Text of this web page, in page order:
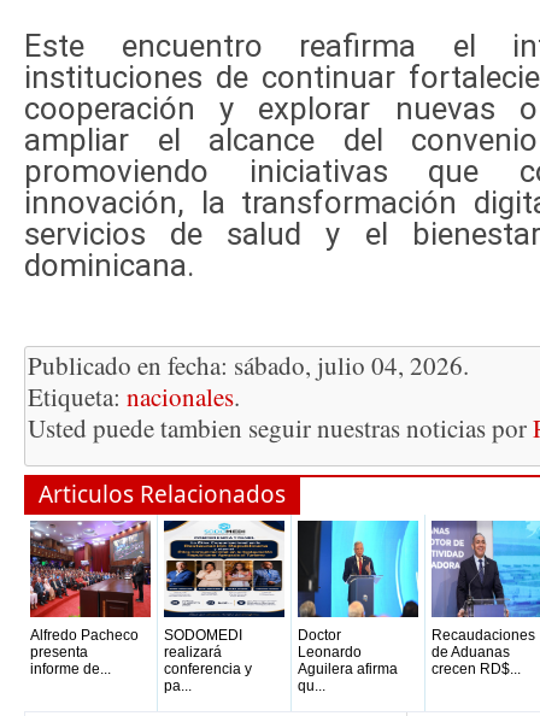
Este encuentro reafirma el
instituciones de continuar
cooperación y explorar nuevas
ampliar el alcance del
promoviendo iniciativas que
innovación, la transformación
servicios de salud y el
dominicana.
Publicado en fecha: sábado, julio 04, 2026.
Etiqueta: nacionales.
Usted puede tambien seguir nuestras noticias por
Articulos Relacionados
Alfredo Pacheco
presenta
informe de...
SODOMEDI
realizará
conferencia y
pa...
Doctor
Leonardo
Aguilera afirma
qu...
Recaudaciones
de Aduanas
crecen RD$...